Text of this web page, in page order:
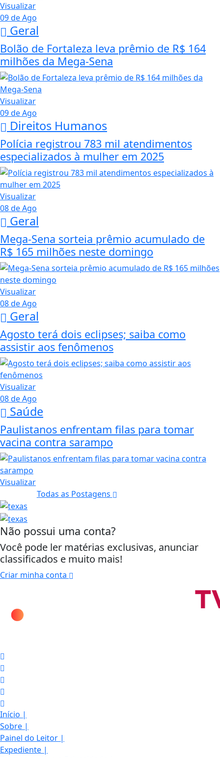
Visualizar
09 de Ago
Geral
Bolão de Fortaleza leva prêmio de R$ 164
milhões da Mega-Sena
Visualizar
09 de Ago
Direitos Humanos
Polícia registrou 783 mil atendimentos
especializados à mulher em 2025
Visualizar
08 de Ago
Geral
Mega-Sena sorteia prêmio acumulado de
R$ 165 milhões neste domingo
Visualizar
08 de Ago
Geral
Agosto terá dois eclipses; saiba como
assistir aos fenômenos
Visualizar
08 de Ago
Saúde
Paulistanos enfrentam filas para tomar
vacina contra sarampo
Visualizar
Todas as Postagens
Não possui uma conta?
Você pode ler matérias exclusivas, anunciar
classificados e muito mais!
Criar minha conta
Início |
Sobre |
Painel do Leitor |
Expediente |